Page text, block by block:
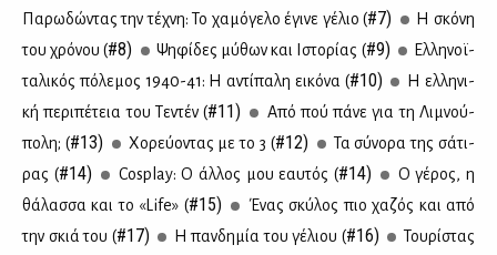
Πα­ρω­δώ­ντας την τέ­χνη: Το χα­μό­γε­λο έγι­νε γέ­λιο (#7)
Η σκό­νη
του χρό­νου (#8) Ψη­φί­δες μύ­θων και Ιστο­ρί­ας (#9)
Ελ­λη­νοϊ­
τα­λι­κός πό­λε­μος 1940-41: Η αντί­πα­λη ει­κό­να (#10)
Η ελ­λη­νι­
κή πε­ρι­πέ­τεια του Τε­ντέν (#11)
Από πού πά­νε για τη Λι­μνού­
πο­λη; (#13) Χο­ρεύ­ο­ντας με το 3 (#12)
Τα σύ­νο­ρα της σά­τι­
ρας (#14) Cosplay: Ο άλ­λος μου εαυ­τός (#14)
Ο γέ­ρος, η
θά­λασ­σα και το «Life» (#15)
Ένας σκύ­λος πιο χα­ζός και από
την σκιά του (#17) Η παν­δη­μία του γέ­λιου (#16)
Του­ρί­στας